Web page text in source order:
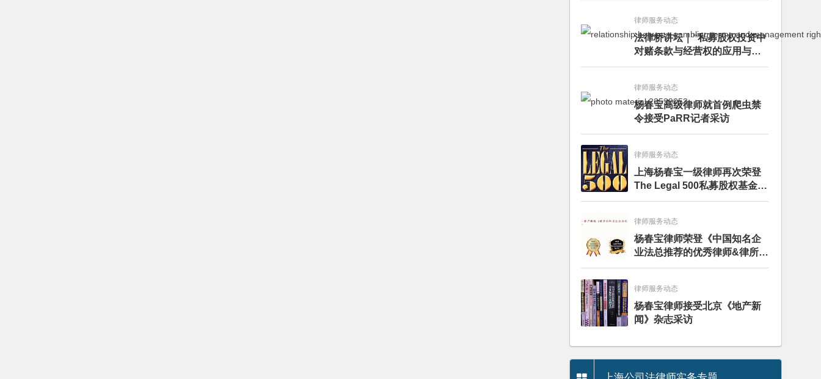
律师服务动态
法律桥讲坛｜“私募股权投资中
对赌条款与经营权的应用与案
例分析”讲座成功举办
律师服务动态
杨春宝高级律师就首例爬虫禁
令接受PaRR记者采访
律师服务动态
上海杨春宝一级律师再次荣登
The Legal 500私募股权基金律
师榜单
律师服务动态
杨春宝律师荣登《中国知名企
业法总推荐的优秀律师&律所》
推荐名录
律师服务动态
杨春宝律师接受北京《地产新
闻》杂志采访